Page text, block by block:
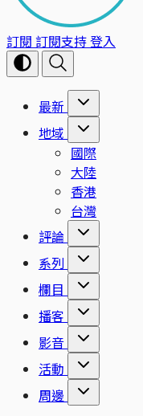
訂閱 訂閱支持登入
最新
地域
國際
大陸
香港
台灣
評論
系列
欄目
播客
影音
活動
周邊